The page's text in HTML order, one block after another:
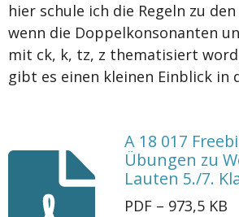
hier schule ich die Regeln zu
wenn die Doppelkonsonanten
mit ck, k, tz, z thematisiert
gibt es einen kleinen Einblick in
A 18 017
Übungen zu
Lauten 5./7.
PDF – 973,5 KB